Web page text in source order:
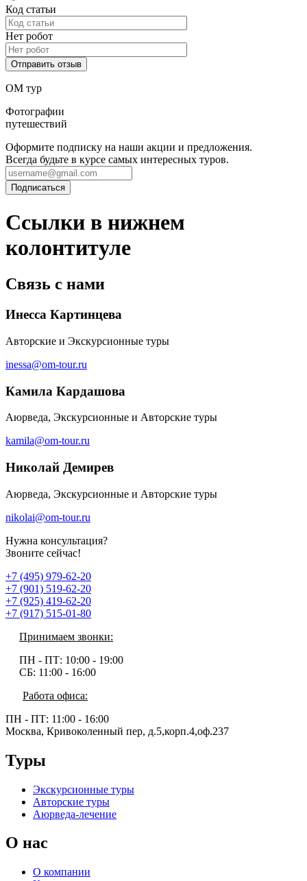
Код статьи
Нет робот
ОМ тур
Фотографии
путешествий
Оформите подписку на наши акции и предложения.
Всегда будьте в курсе самых интересных туров.
Ссылки в нижнем
колонтитуле
Связь с нами
Инесса Картинцева
Авторские и Экскурсионные туры
inessa@om-tour.ru
Камила Кардашова
Аюрведа, Экскурсионные и Авторские туры
kamila@om-tour.ru
Николай Демирев
Аюрведа, Экскурсионные и Авторские туры
nikolai@om-tour.ru
Нужна консультация?
Звоните сейчас!
+7 (495) 979-62-20
+7 (901) 519-62-20
+7 (925) 419-62-20
+7 (917) 515-01-80
Принимаем звонки:
ПН - ПТ: 10:00 - 19:00
СБ: 11:00 - 16:00
Работа офиса:
ПН - ПТ: 11:00 - 16:00
Москва, Кривоколенный пер, д.5,корп.4,оф.237
Туры
Экскурсионные туры
Авторские туры
Аюрведа-лечение
О нас
О компании